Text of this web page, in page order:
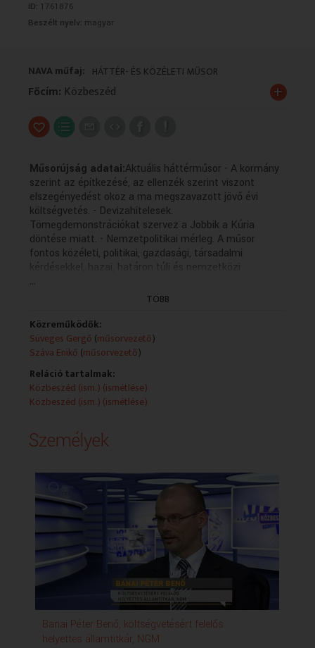
ID: 1761876
Beszélt nyelv: magyar
NAVA műfaj: HÁTTÉR- ÉS KÖZÉLETI MŰSOR
Főcím: Közbeszéd +
Műsorújság adatai:Aktuális háttérműsor - A kormány
szerint az építkezésé, az ellenzék szerint viszont
elszegényedést okoz a ma megszavazott jövő évi
költségvetés. - Devizahitelesek.
Tömegdemonstrációkat szervez a Jobbik a Kúria
döntése miatt. - Nemzetpolitikai mérleg. A műsor
fontos közéleti, politikai, gazdasági, társadalmi
kérdésekkel, hazai, határon túli és nemzetközi
eseményekkel, jelenségekkel foglalkozik. A műsor
fontos közéleti, politikai, gazdasági, társadalmi
eseményekkel, jelenségekkel foglalkozik. Alkotók:
Süveges Gergő - műsorvezető Borsa Miklós -
műsorvezető Szántó Georgina - műsorvezető Jegyes-
szerkesztő Bencze Andrea - vezető szerkesztő
...
TÖBB
Közreműködők:
Süveges Gergő (műsorvezető)
Száva Enikő (műsorvezető)
Reláció tartalmak:
Közbeszéd (ism.) (ismétlése)
Közbeszéd (ism.) (ismétlése)
Személyek
Banai Péter Benő, költségvetésért felelős
helyettes államtitkár, NGM